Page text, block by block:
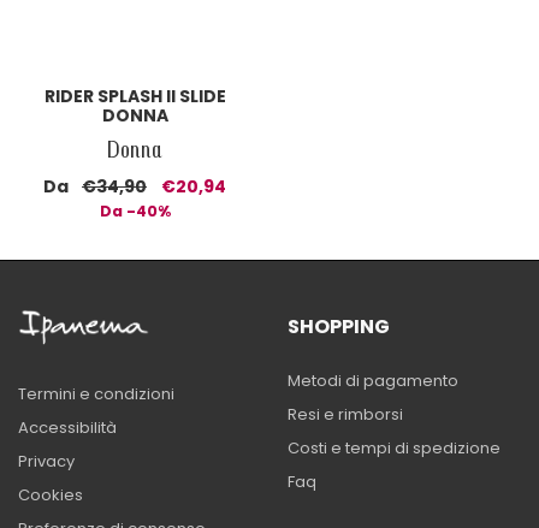
RIDER SPLASH II SLIDE
DONNA
Donna
Da €34,90 €20,94
Da -40%
Termini e condizioni
Accessibilità
Privacy
Cookies
SHOPPING
Metodi di pagamento
Resi e rimborsi
Costi e tempi di spedizione
Faq